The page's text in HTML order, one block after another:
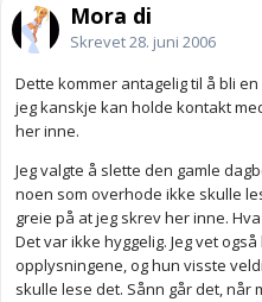
Mora di
Skrevet28. juni 2006
Dette kommer antagelig til å bli
jeg kanskje kan holde kontakt
her inne.
Jeg valgte å slette den gamle
noen som overhode ikke skulle
greie på at jeg skrev her inne.
Det var ikke hyggelig. Jeg vet
opplysningene, og hun visste
skulle lese det. Sånn går det, når